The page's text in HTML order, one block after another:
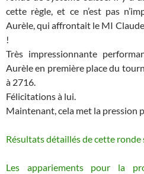
cette règle, et ce n’est pas
Aurèle, qui affrontait le MI
!
Très impressionnante
Aurèle en première place du
à 2716.
Félicitations à lui.
Maintenant, cela met la pression
Résultats détaillés de cette ronde
Les appariements pour la